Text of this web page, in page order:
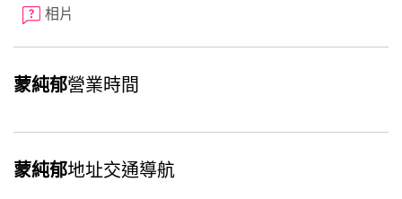
相片
蒙純郁營業時間
蒙純郁地址交通導航